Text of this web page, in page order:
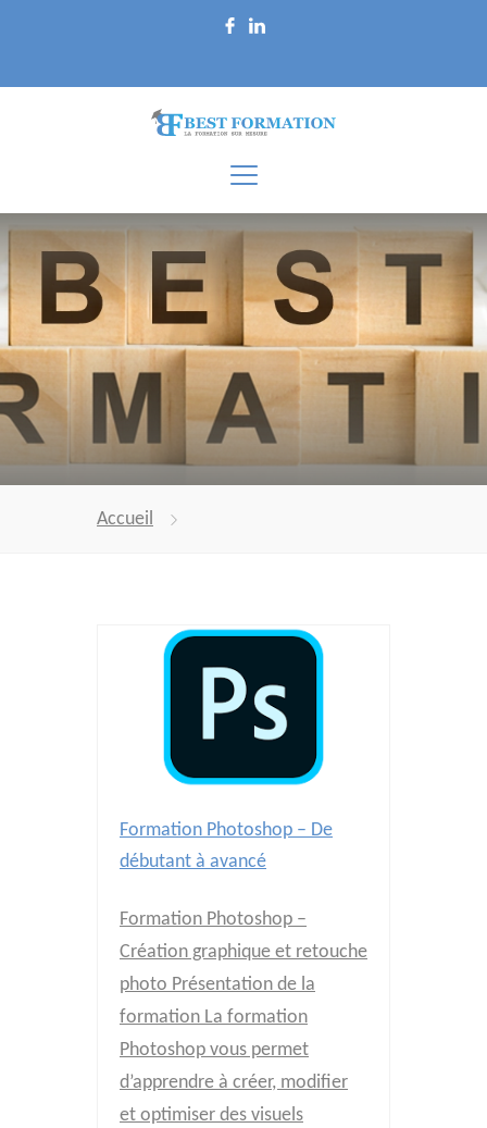
Accueil
Formation Photoshop – De
débutant à avancé
Formation Photoshop –
Création graphique et retouche
photo Présentation de la
formation La formation
Photoshop vous permet
d’apprendre à créer, modifier
et optimiser des visuels